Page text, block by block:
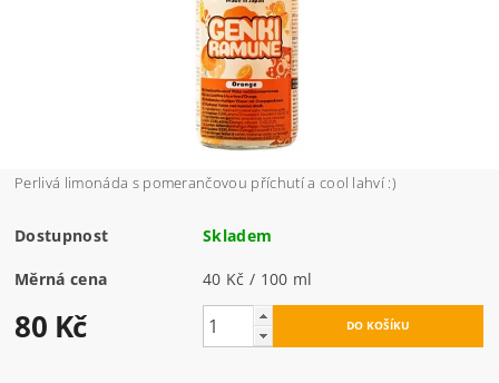
Perlivá limonáda s pomerančovou příchutí a cool lahví :)
Dostupnost Skladem
Měrná cena 40 Kč / 100 ml
80 Kč